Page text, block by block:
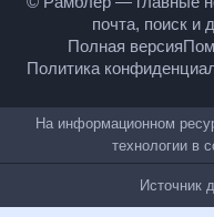
© Рамблер —
гороскопы, почта,
Полная версия
На
рекомендательные